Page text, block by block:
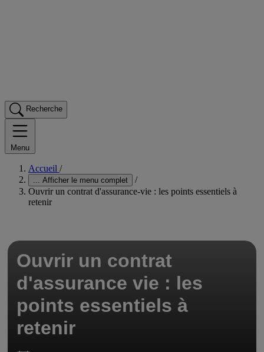
Recherche
Menu
Accueil /
Afficher le menu complet
/
Ouvrir un contrat d'assurance-vie : les points essentiels à
retenir
Ouvrir un contrat
d'assurance vie : les
points essentiels à
retenir